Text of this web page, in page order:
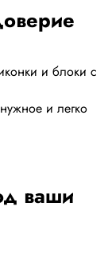
и блоки с
и легко
ваши